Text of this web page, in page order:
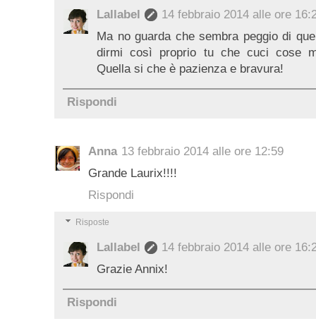
Lallabel
14 febbraio 2014 alle ore
Ma no guarda che sembra peggio di
dirmi così proprio tu che cuci cose
Quella si che è pazienza e bravura!
Rispondi
Anna 13 febbraio 2014 alle ore 12:59
Grande Laurix!!!!
Rispondi
Risposte
Lallabel
14 febbraio 2014 alle ore
Grazie Annix!
Rispondi